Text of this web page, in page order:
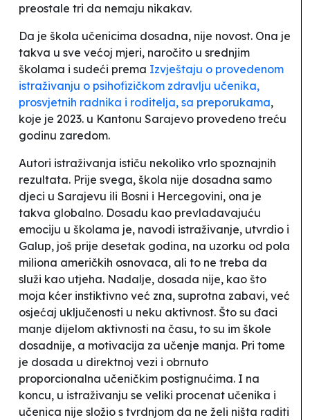
preostale tri da nemaju nikakav.
Da je škola učenicima dosadna, nije novost. Ona je
takva u sve većoj mjeri, naročito u srednjim
školama i sudeći prema Izvještaju o provedenom
istraživanju o psihofizičkom zdravlju učenika,
prosvjetnih radnika i roditelja, sa preporukama,
koje je 2023. u Kantonu Sarajevo provedeno treću
godinu zaredom.
Autori istraživanja ističu nekoliko vrlo spoznajnih
rezultata. Prije svega, škola nije dosadna samo
djeci u Sarajevu ili Bosni i Hercegovini, ona je
takva globalno. Dosadu kao prevladavajuću
emociju u školama je, navodi istraživanje, utvrdio i
Galup, još prije desetak godina, na uzorku od pola
miliona američkih osnovaca, ali to ne treba da
služi kao utjeha. Nadalje, dosada nije, kao što
moja kćer instiktivno već zna, suprotna zabavi, već
osjećaj uključenosti u neku aktivnost. Što su đaci
manje dijelom aktivnosti na času, to su im škole
dosadnije, a motivacija za učenje manja. Pri tome
je dosada u direktnoj vezi i obrnuto
proporcionalna učeničkim postignućima. I na
koncu, u istraživanju se veliki procenat učenika i
učenica nije složio s tvrdnjom da ne želi ništa raditi